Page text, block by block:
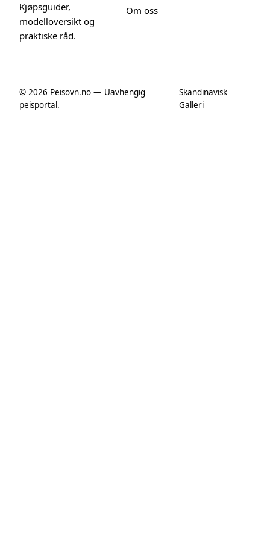
Kjøpsguider,
modelloversikt og
praktiske råd.
Om oss
© 2026 Peisovn.no — Uavhengig
peisportal.
Skandinavisk
Galleri